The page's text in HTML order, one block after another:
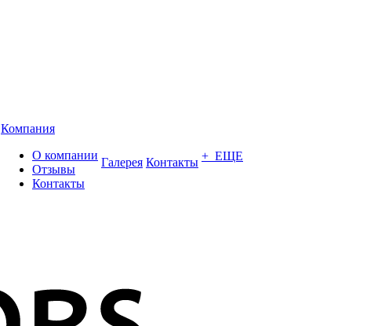
Компания
О компании
Отзывы
Контакты
Галерея Контакты + ЕЩЕ